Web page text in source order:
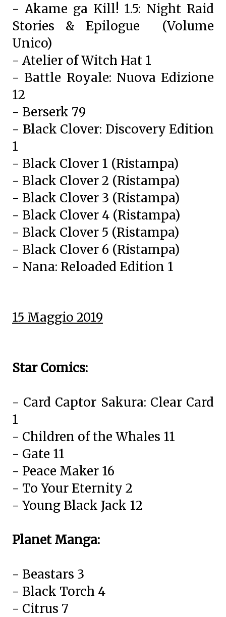
- Akame ga Kill! 1.5: Night Raid
Stories & Epilogue (Volume
Unico)
- Atelier of Witch Hat 1
- Battle Royale: Nuova Edizione
12
- Berserk 79
- Black Clover: Discovery Edition
1
- Black Clover 1 (Ristampa)
- Black Clover 2 (Ristampa)
- Black Clover 3 (Ristampa)
- Black Clover 4 (Ristampa)
- Black Clover 5 (Ristampa)
- Black Clover 6 (Ristampa)
- Nana: Reloaded Edition 1
15 Maggio 2019
Star Comics:
- Card Captor Sakura: Clear Card
1
- Children of the Whales 11
- Gate 11
- Peace Maker 16
- To Your Eternity 2
- Young Black Jack 12
Planet Manga:
- Beastars 3
- Black Torch 4
- Citrus 7